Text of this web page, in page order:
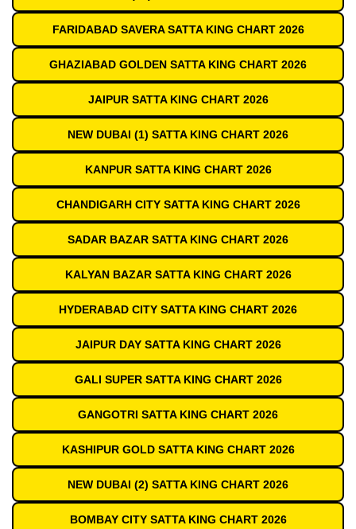
FARIDABAD SAVERA SATTA KING CHART 2026
GHAZIABAD GOLDEN SATTA KING CHART 2026
JAIPUR SATTA KING CHART 2026
NEW DUBAI (1) SATTA KING CHART 2026
KANPUR SATTA KING CHART 2026
CHANDIGARH CITY SATTA KING CHART 2026
SADAR BAZAR SATTA KING CHART 2026
KALYAN BAZAR SATTA KING CHART 2026
HYDERABAD CITY SATTA KING CHART 2026
JAIPUR DAY SATTA KING CHART 2026
GALI SUPER SATTA KING CHART 2026
GANGOTRI SATTA KING CHART 2026
KASHIPUR GOLD SATTA KING CHART 2026
NEW DUBAI (2) SATTA KING CHART 2026
BOMBAY CITY SATTA KING CHART 2026